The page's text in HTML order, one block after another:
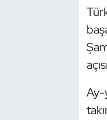
Ay-
Özel Sporcular